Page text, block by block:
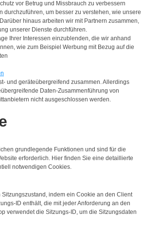
vor Betrug und Missbrauch zu verbessern
durchzuführen, um besser zu verstehen, wie unsere
hinaus arbeiten wir mit Partnern zusammen,
unserer Dienste durchführen.
Ihrer Interessen einzublenden, die wir anhand
wie zum Beispiel Werbung mit Bezug auf die
und geräteübergreifend zusammen. Allerdings
Daten-Zusammenführung von
nicht ausgeschlossen werden.
grundlegende Funktionen und sind für die
erforderlich. Hier finden Sie eine detaillierte
notwendigen Cookies.
Sitzungszustand, indem ein Cookie an den Client
ID enthält, die mit jeder Anforderung an den
verwendet die Sitzungs-ID, um die Sitzungsdaten